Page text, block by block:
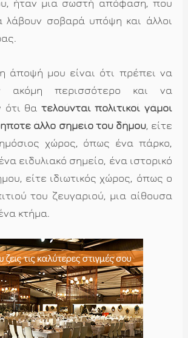
ήταν μια σωστή απόφαση, που
λάβουν σοβαρά υπόψη και άλλοι
άποψή μου είναι ότι πρέπει να
ακόμη περισσότερο και να
ότι θα τελούνται πολιτικοί γάμοι
άλλο σημείο του δήμου, είτε
χώρος, όπως ένα πάρκο,
ειδυλιακό σημείο, ένα ιστορικό
είτε ιδιωτικός χώρος, όπως ο
του ζευγαριού, μια αίθουσα
κτήμα.